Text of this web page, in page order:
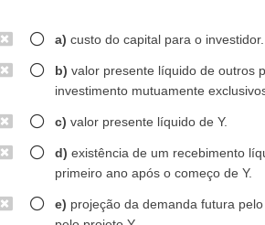
a) custo do capital para o investidor.
b) valor presente líquido de outros
investimento mutuamente
c) valor presente líquido de Y.
d) existência de um recebimento
primeiro ano após o começo de Y.
e) projeção da demanda futura